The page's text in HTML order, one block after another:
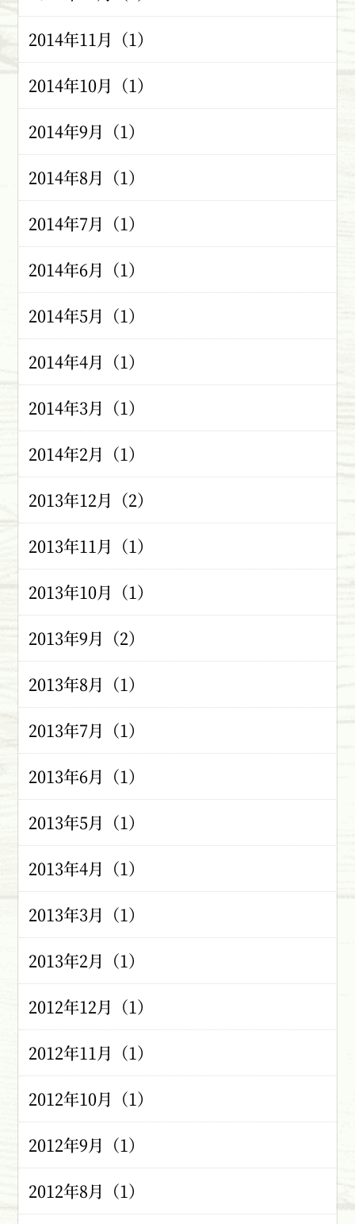
2014年11月（1）
2014年10月（1）
2014年9月（1）
2014年8月（1）
2014年7月（1）
2014年6月（1）
2014年5月（1）
2014年4月（1）
2014年3月（1）
2014年2月（1）
2013年12月（2）
2013年11月（1）
2013年10月（1）
2013年9月（2）
2013年8月（1）
2013年7月（1）
2013年6月（1）
2013年5月（1）
2013年4月（1）
2013年3月（1）
2013年2月（1）
2012年12月（1）
2012年11月（1）
2012年10月（1）
2012年9月（1）
2012年8月（1）